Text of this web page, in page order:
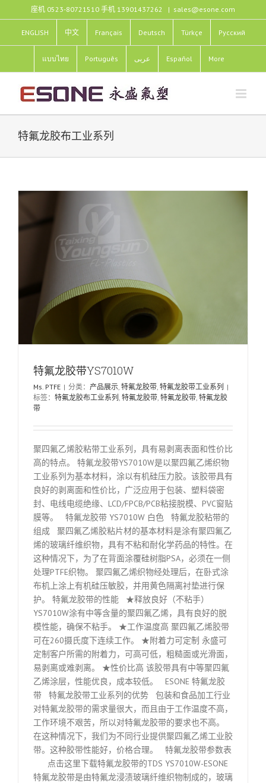
过
容
座机 0523-80721510 手机 13901437262 | sales@esone.com
ENGLISH 中文 Français Deutsch Türkçe Pусский
แบบไทย Português عربى Español More
特氟龙胶布工业系列
特氟龙胶带YS7010W
Ms. PTFE | 分类： 产品展示 特氟龙胶带 特氟龙胶带工业系列 |
标签： 特氟龙胶布工业系列 特氟龙胶带 特氟龙胶带 特氟龙胶
带
聚四氟乙烯胶粘带工业系列，具有易剥离表面和性价比
高的特点。 特氟龙胶带YS7010W是以聚四氟乙烯织物
工业系列为基本材料，涂以有机硅压力胶。该胶带具有
良好的剥离面和性价比，广泛应用于包装、塑料袋密
封、电线电缆绝缘、LCD/FPCB/PCB粘接脱模、PVC窗贴
膜等。 特氟龙胶带 YS7010W 白色 特氟龙胶粘带的
组成 聚四氟乙烯胶粘片材的基本材料是涂有聚四氟乙
烯的玻璃纤维织物，具有不粘和耐化学药品的特性。在
这种情况下，为了在背面涂覆硅树脂PSA，必须在一侧
处理PTFE织物。 聚四氟乙烯织物经处理后，在卧式涂
布机上涂上有机硅压敏胶，并用黄色隔离衬垫进行保
护。 特氟龙胶带的性能 ★释放良好（不粘手）
YS7010W涂有中等含量的聚四氟乙烯，具有良好的脱
模性能，确保不粘手。 ★工作温度高 聚四氟乙烯胶带
可在260摄氏度下连续工作。 ★附着力可定制 永盛可
定制客户所需的附着力，可高可低，粗糙面或光滑面，
易剥离或难剥离。 ★性价比高 该胶带具有中等聚四氟
乙烯涂层，性能优良，成本较低。 ESONE 特氟龙胶
带 特氟龙胶带工业系列的优势 包装和食品加工行业
对特氟龙胶带的需求量很大，而且由于工作温度不高，
工作环境不艰苦，所以对特氟龙胶带的要求也不高。
在这种情况下，我们为不同行业提供聚四氟乙烯工业胶
带。这种胶带性能好，价格合理。 特氟龙胶带参数表
点击这里下载特氟龙胶带的TDS YS7010W-ESONE
特氟龙胶带是由特氟龙浸渍玻璃纤维织物制成的，玻璃